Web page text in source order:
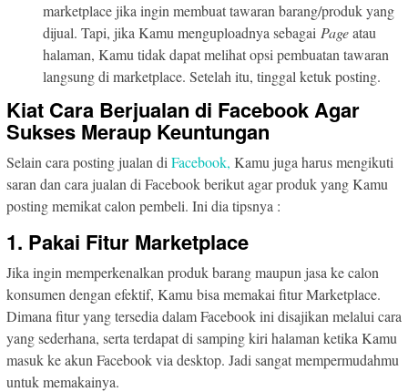
marketplace jika ingin membuat tawaran barang/produk yang
dijual. Tapi, jika Kamu menguploadnya sebagai Pageatau
halaman, Kamu tidak dapat melihat opsi pembuatan tawaran
langsung di marketplace. Setelah itu, tinggal ketuk posting.
Kiat Cara Berjualan di Facebook Agar
Sukses Meraup Keuntungan
Selain cara posting jualan di Facebook, Kamu juga harus mengikuti
saran dan cara jualan di Facebook berikut agar produk yang Kamu
posting memikat calon pembeli. Ini dia tipsnya :
1. Pakai Fitur Marketplace
Jika ingin memperkenalkan produk barang maupun jasa ke calon
konsumen dengan efektif, Kamu bisa memakai fitur Marketplace.
Dimana fitur yang tersedia dalam Facebook ini disajikan melalui cara
yang sederhana, serta terdapat di samping kiri halaman ketika Kamu
masuk ke akun Facebook via desktop. Jadi sangat mempermudahmu
untuk memakainya.